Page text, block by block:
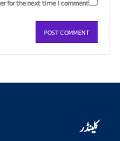
for the next time I comment.
کلینڈر